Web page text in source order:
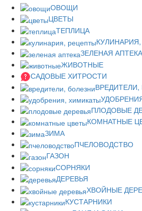
ОВОЩИ
ЦВЕТЫ
ТЕПЛИЦА
ЗЕЛЕНАЯ АПТЕКА
ЖИВОТНЫЕ
САДОВЫЕ ХИТРОСТИ
ПЛОДОВЫЕ
КОМНАТНЫЕ
ЗИМА
ПЧЕЛОВОДСТВО
ГАЗОН
СОРНЯКИ
ДЕРЕВЬЯ
ХВОЙНЫЕ
КУСТАРНИКИ